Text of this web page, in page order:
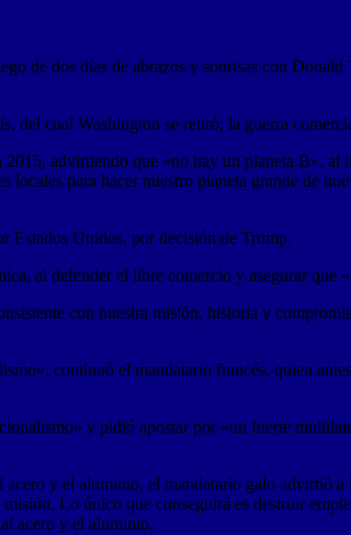
de dos días de abrazos y sonrisas con
del cual Washington se retiró; la guerra
advirtiendo que «no hay un planeta B», al
para hacer nuestro planeta grande de
Estados Unidos, por decisión de Trump.
al defender el libre comercio y asegurar que
con nuestra misión, historia y
continuó el mandatario francés, quien
y pidió apostar por «un fuerte
y el aluminio, el mandatario galo advirtió
Lo único que conseguirá es destruir
acero y el aluminio.